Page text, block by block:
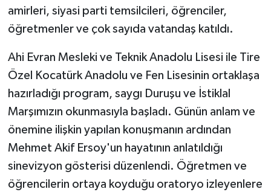
amirleri, siyasi parti temsilcileri, öğrenciler,
öğretmenler ve çok sayıda vatandaş katıldı.
Ahi Evran Mesleki ve Teknik Anadolu Lisesi ile Tire
Özel Kocatürk Anadolu ve Fen Lisesinin ortaklaşa
hazırladığı program, saygı Duruşu ve İstiklal
Marşımızın okunmasıyla başladı. Günün anlam ve
önemine ilişkin yapılan konuşmanın ardından
Mehmet Akif Ersoy'un hayatının anlatıldığı
sinevizyon gösterisi düzenlendi. Öğretmen ve
öğrencilerin ortaya koyduğu oratoryo izleyenlere